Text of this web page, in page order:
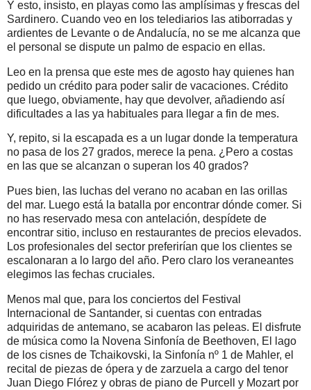
Y esto, insisto, en playas como las amplísimas y frescas del
Sardinero. Cuando veo en los telediarios las atiborradas y
ardientes de Levante o de Andalucía, no se me alcanza que
el personal se dispute un palmo de espacio en ellas.
Leo en la prensa que este mes de agosto hay quienes han
pedido un crédito para poder salir de vacaciones. Crédito
que luego, obviamente, hay que devolver, añadiendo así
dificultades a las ya habituales para llegar a fin de mes.
Y, repito, si la escapada es a un lugar donde la temperatura
no pasa de los 27 grados, merece la pena. ¿Pero a costas
en las que se alcanzan o superan los 40 grados?
Pues bien, las luchas del verano no acaban en las orillas
del mar. Luego está la batalla por encontrar dónde comer. Si
no has reservado mesa con antelación, despídete de
encontrar sitio, incluso en restaurantes de precios elevados.
Los profesionales del sector preferirían que los clientes se
escalonaran a lo largo del año. Pero claro los veraneantes
elegimos las fechas cruciales.
Menos mal que, para los conciertos del Festival
Internacional de Santander, si cuentas con entradas
adquiridas de antemano, se acabaron las peleas. El disfrute
de música como la Novena Sinfonía de Beethoven, El lago
de los cisnes de Tchaikovski, la Sinfonía nº 1 de Mahler, el
recital de piezas de ópera y de zarzuela a cargo del tenor
Juan Diego Flórez y obras de piano de Purcell y Mozart por